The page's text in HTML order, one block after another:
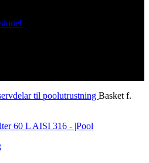
til poolutrustning Basket f.